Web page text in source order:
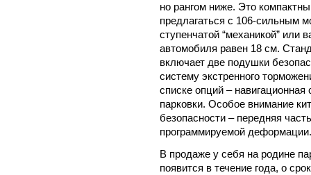
но рангом ниже. Это
предлагаться с 106-сильным
ступенчатой “механикой” или
автомобиля равен 18 см.
включает две подушки
систему экстренного
списке опций –
парковки. Особое внимание
безопасности – передняя
программируемой
В продаже у себя на родине
появится в течение года, о